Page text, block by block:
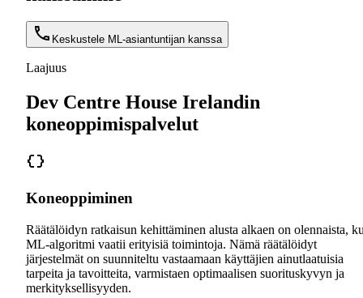
Keskustele ML-asiantuntijan kanssa
Laajuus
Dev Centre House Irelandin
koneoppimispalvelut
Koneoppiminen
Räätälöidyn ratkaisun kehittäminen alusta alkaen on olennaista,
ML-algoritmi vaatii erityisiä toimintoja. Nämä räätälöidyt
järjestelmät on suunniteltu vastaamaan käyttäjien ainutlaatuisia
tarpeita ja tavoitteita, varmistaen optimaalisen suorituskyvyn ja
merkityksellisyyden.